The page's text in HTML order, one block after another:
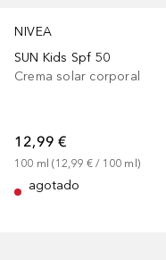
NIVEA
SUN Kids Spf 50
Crema solar corporal
12,99 €
100 ml (12,99 € / 100 ml)
agotado